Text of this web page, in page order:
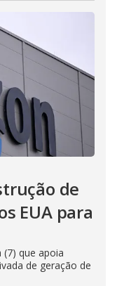
de
EUA para
que apoia
de geração de